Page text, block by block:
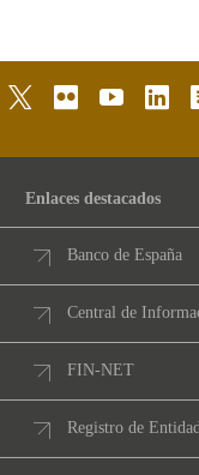
twitterflickr youtube
Enlaces destacados
Banco de España
Central de
FIN-NET
Registro de